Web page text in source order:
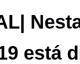
está